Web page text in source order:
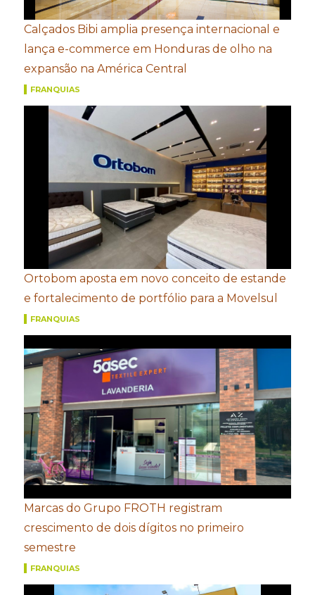
Calçados Bibi amplia presença internacional e
lança e-commerce em Honduras de olho na
expansão na América Central
FRANQUIAS
Ortobom aposta em novo conceito de estande
e fortalecimento de portfólio para a Movelsul
FRANQUIAS
Marcas do Grupo FROTH registram
crescimento de dois dígitos no primeiro
semestre
FRANQUIAS